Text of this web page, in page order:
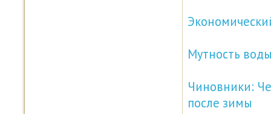
Мутность
Чиновники:
после зимы